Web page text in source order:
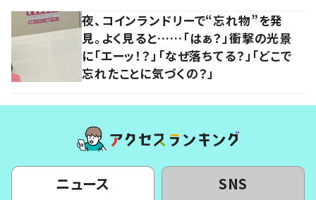
夜、コインランドリーで“忘れ物”を発
見。よく見ると……「はぁ？」衝撃の光景
に「エーッ！？」「なぜ落ちてる？」「どこで
忘れたことに気づくの？」
ニュース SNS